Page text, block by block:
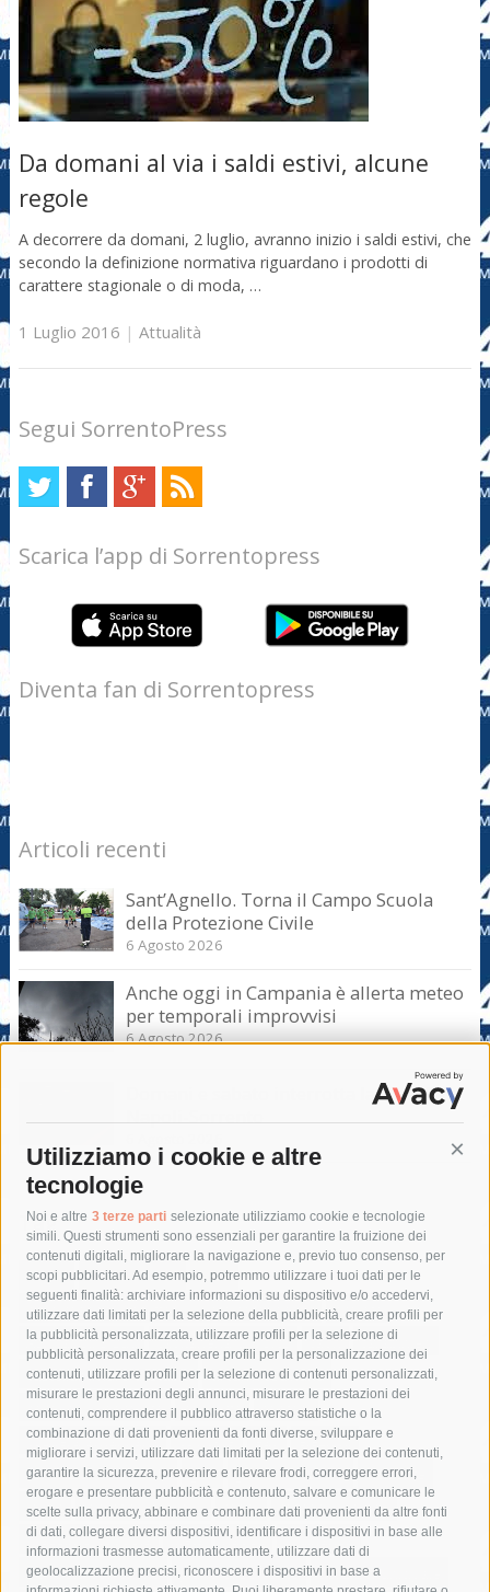
Utilizziamo i cookie e altre
tecnologie
Noi e altre 3 terze parti selezionate utilizziamo cookie e tecnologie
simili. Questi strumenti sono essenziali per garantire la fruizione dei
contenuti digitali, migliorare la navigazione e, previo tuo consenso, per
scopi pubblicitari. Ad esempio, potremmo utilizzare i tuoi dati per le
seguenti finalità: archiviare informazioni su dispositivo e/o accedervi,
utilizzare dati limitati per la selezione della pubblicità, creare profili per
la pubblicità personalizzata, utilizzare profili per la selezione di
pubblicità personalizzata, creare profili per la personalizzazione dei
contenuti, utilizzare profili per la selezione di contenuti personalizzati,
misurare le prestazioni degli annunci, misurare le prestazioni dei
contenuti, comprendere il pubblico attraverso statistiche o la
combinazione di dati provenienti da fonti diverse, sviluppare e
migliorare i servizi, utilizzare dati limitati per la selezione dei contenuti,
garantire la sicurezza, prevenire e rilevare frodi, correggere errori,
erogare e presentare pubblicità e contenuto, salvare e comunicare le
scelte sulla privacy, abbinare e combinare dati provenienti da altre fonti
di dati, collegare diversi dispositivi, identificare i dispositivi in base alle
informazioni trasmesse automaticamente, utilizzare dati di
geolocalizzazione precisi, riconoscere i dispositivi in base a
Da domani al via i saldi estivi, alcune
regole
A decorrere da domani, 2 luglio, avranno inizio i saldi estivi, che
secondo la definizione normativa riguardano i prodotti di
carattere stagionale o di moda, …
1 Luglio 2016 | Attualità
Segui SorrentoPress
Scarica l’app di Sorrentopress
Diventa fan di Sorrentopress
Articoli recenti
Sant’Agnello. Torna il Campo Scuola
della Protezione Civile
6 Agosto 2026
Anche oggi in Campania è allerta meteo
per temporali improvvisi
6 Agosto 2026
Domani e sabato interrotta la linea Eav
Napoli-Sorrento
Tag
acqua allerta meteo
anas
area marina protetta di punta campanella
arresto
Asl Napoli 3 sud
capitaneria di porto capri
carabinieri
castellammare di stabia
circumvesuviana
comune di sorrento
concerto
contagi
costiera amalfitana
covid-19 eav
elezioni
fondazione sorrento
gori guardia costiera
incidente
lavori
lorenzo balducelli mare
massa lubrense
massimo coppola
Meta napoli
ordinanza
penisola sorrentina
piano di sorrento polizia municipale